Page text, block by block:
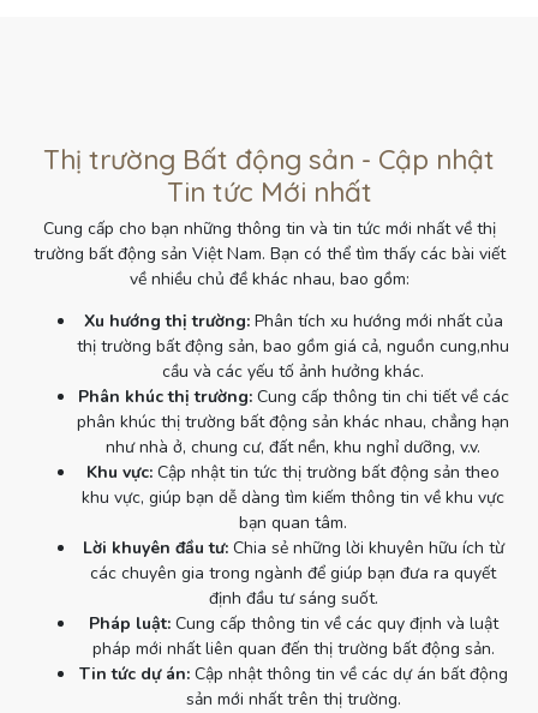
Thị trường Bất động sản - Cập nhật
Tin tức Mới nhất
Cung cấp cho bạn những thông tin và tin tức mới nhất về thị
trường bất động sản Việt Nam. Bạn có thể tìm thấy các bài viết
về nhiều chủ đề khác nhau, bao gồm:
Xu hướng thị trường:Phân tích xu hướng mới nhất của
thị trường bất động sản, bao gồm giá cả, nguồn cung,nhu
cầu và các yếu tố ảnh hưởng khác.
Phân khúc thị trường:Cung cấp thông tin chi tiết về các
phân khúc thị trường bất động sản khác nhau, chẳng hạn
như nhà ở, chung cư, đất nền, khu nghỉ dưỡng, v.v.
Khu vực: Cập nhật tin tức thị trường bất động sản theo
khu vực, giúp bạn dễ dàng tìm kiếm thông tin về khu vực
bạn quan tâm.
Lời khuyên đầu tư:Chia sẻ những lời khuyên hữu ích từ
các chuyên gia trong ngành để giúp bạn đưa ra quyết
định đầu tư sáng suốt.
Pháp luật:Cung cấp thông tin về các quy định và luật
pháp mới nhất liên quan đến thị trường bất động sản.
Tin tức dự án:Cập nhật thông tin về các dự án bất động
sản mới nhất trên thị trường.